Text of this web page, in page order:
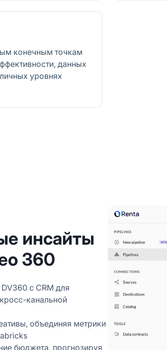
конечным точкам
данных
уровнях
инсайты
360
с CRM для
канальной
объединяя метрики
бюджета, прогнозируя